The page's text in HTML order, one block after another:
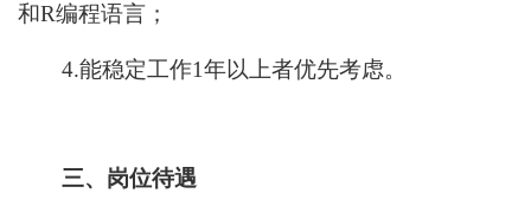
和R编程语言 ；
4.能稳定工作1年以上者优先考虑。
三、岗位待遇